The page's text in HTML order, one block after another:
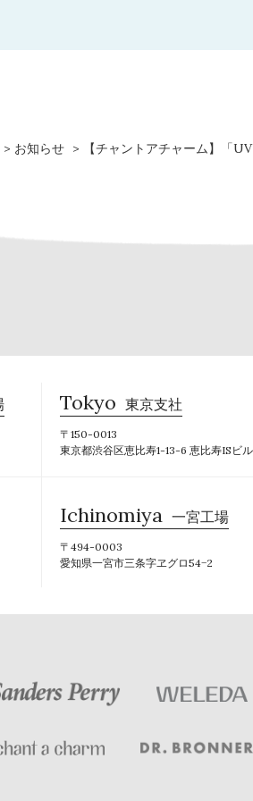
お知らせ 【チャントアチャーム】「
Tokyo 東京支社
〒150-0013
東京都渋谷区恵比寿1-13-6 恵比寿ISビ
Ichinomiya 一宮工場
〒494-0003
愛知県一宮市三条字ヱグロ54−2